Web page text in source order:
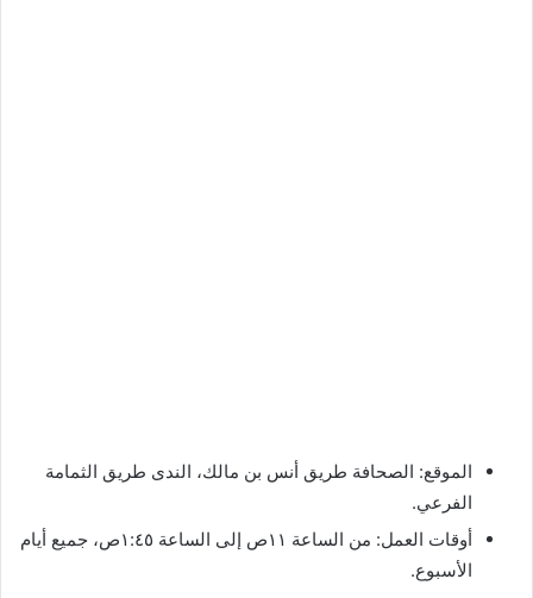
الموقع: الصحافة طريق أنس بن مالك، الندى طريق الثمامة
الفرعي.
أوقات العمل: من الساعة ١١ص إلى الساعة ١:٤٥ص، جميع أيام
الأسبوع.